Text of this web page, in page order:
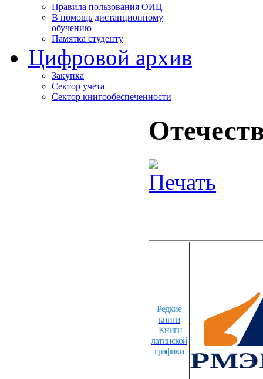
Правила пользования ОИЦ
В помощь дистанционному
обучению
Памятка студенту
Цифровой архив
Закупка
Сектор учета
Сектор книгообеспеченности
Редкие
книги
Книги
латинской
графики